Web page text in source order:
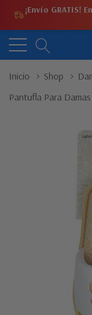
¡Envío GRATIS!
Inicio Shop
Pantufla Para